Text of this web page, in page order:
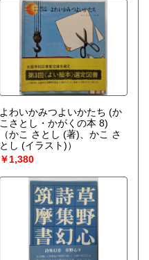
よわいかみつよいかたち (か
こさとし・かがくの本 8)
（かこ さとし (著)、かこ さ
とし (イラスト)）
￥1,380